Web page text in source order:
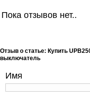
Пока отзывов нет..
Отзыв о статье: Купить
выключатель
Имя